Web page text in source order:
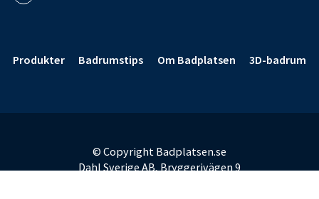
Produkter
Badrumstips Om Badplatsen 3D-badrum
© Copyright Badplatsen.se
Dahl Sverige AB, Bryggerivägen 9